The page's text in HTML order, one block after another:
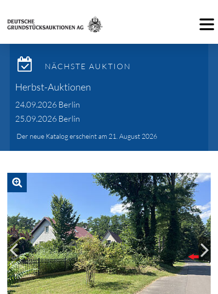
NÄCHSTE AUKTION
Herbst-Auktionen
24.09.2026 Berlin
25.09.2026 Berlin
Der neue Katalog erscheint am 21. August 2026